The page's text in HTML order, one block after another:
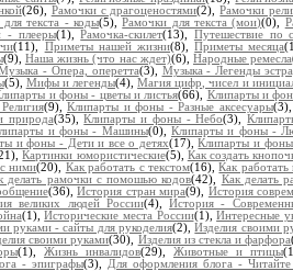
(26), Рамочки с драгоценостями(2),Рамочки
для текста - коды(5),Рамочки для текста (мои)(0),
- плееры(1),Рамочка-скилет(13), Путешествие по
(11), Приметы нашей жизни(8),Приметы месяца
(9), Наша жизнь (что нас ждет)(6), Народные ремесла
- Опера, оперетта(3), Музыка - Легенды
(5), Мифы и легенды(4),Магия цифр, чисел и
и фоны - цветы и листья(66), Клипарты и
(9),Клипарты и фоны - Разные аксесуары
природа(35),Клипарты и фоны - Небо(3),
и фоны - Машины(0), Клипарты и фоны -
и фоны - Дети и все о детях(17),Клипарты и
Картинки юмористические(5), Как создать
с ними(20), Как работать с текстом(16),Как работать
делать рамочки с помошью кодов(42), Как делать
(36),История стран мира(9), История
великих людей России(4),История -
(1),Исторические места России(1),Интересные
руками - сайты для рукоделия(2),Изделия своими
своими руками(30), Изделия из стекла и фарфора
(1), Жизнь инвалидов(29), Животные и птицы
- эпиграфы(3), Для оформления блога - Читайте